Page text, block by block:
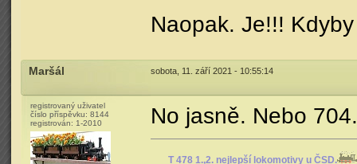
Naopak. Je!!!
Maršál sobota, 11. září 2021 - 10:55:14
registrovaný uživatel
číslo příspěvku: 8144
registrován: 1-2010 No jasně. Nebo 704.
T 478 1.,2. nejlepší lokomotivy u ČSD.